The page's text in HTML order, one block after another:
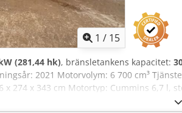
1 / 15
(281,44 hk), bränsletankens kapacitet:
2021 Motorvolym: 6 700 cm³
x 274 x 343 cm Motortyp: Cummins 6,7 l,